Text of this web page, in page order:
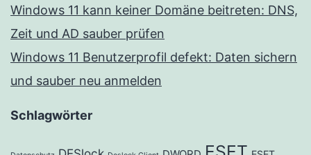
Windows 11 kann keiner Domäne beitreten: DNS,
Zeit und AD sauber prüfen
Windows 11 Benutzerprofil defekt: Daten sichern
und sauber neu anmelden
Schlagwörter